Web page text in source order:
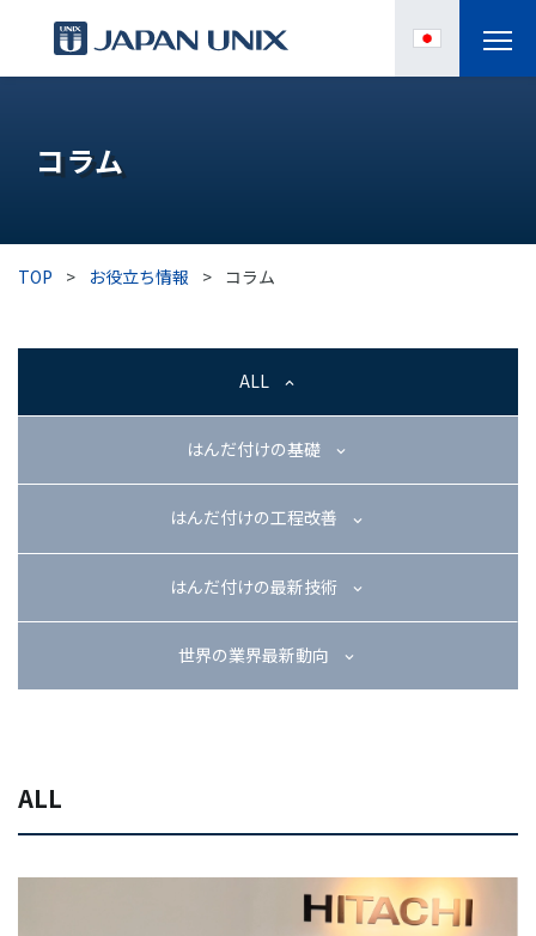
IPC
導入事例
03-3588-0551
お問い合わせ
コラム
TOP > お役立ち情報 > コラム
ALL
はんだ付けの基礎
はんだ付けの工程改善
はんだ付けの最新技術
世界の業界最新動向
ALL